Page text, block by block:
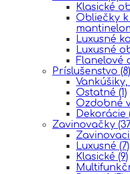
Klasické
Obliečky
Luxusné
Luxusné
Flanelové
Príslušenstvo (8)
Ostatné (1)
Ozdobné
Dekorácie
Zavinovačky
Luxusné (7)
Klasické (9)